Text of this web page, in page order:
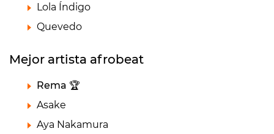
Lola Índigo
Quevedo
Mejor artista afrobeat
Rema 🏆
Asake
Aya Nakamura